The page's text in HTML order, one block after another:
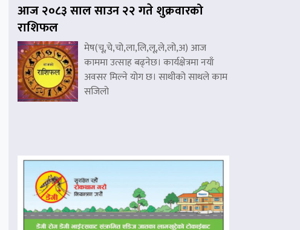
आज २०८३ साल साउन २२ गते शुक्रवारको
राशिफल
मेष(चू,चे,चो,ला,लि,लू,ले,लो,अ) आज
काममा उत्साह बढ्नेछ। कार्यक्षेत्रमा नयाँ
अवसर मिल्ने योग छ। साथीको साथले काम
सजिलो